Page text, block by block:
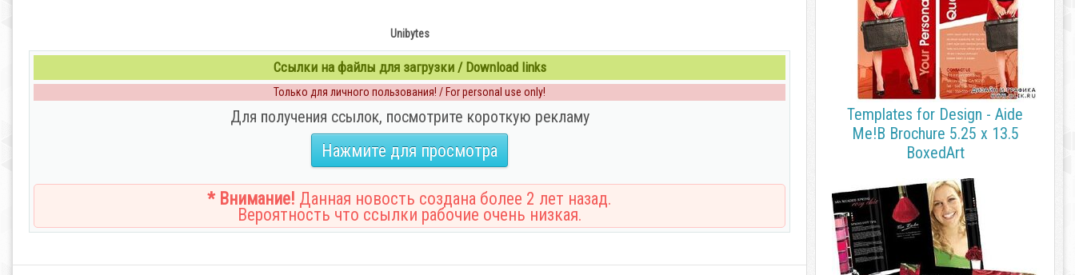
Unibytes
Ссылки на файлы для загрузки / Download links
Только для личного пользования! / For personal use only!
Для получения ссылок, посмотрите короткую рекламу
Нажмите для просмотра
* Внимание! Данная новость создана более 2 лет назад.
Вероятность что ссылки рабочие очень низкая.
Templates for Design - Aide
Me!B Brochure 5.25 x 13.5
BoxedArt